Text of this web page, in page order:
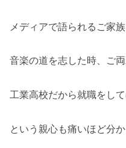
メディアで語られるご家
音楽の道を志した時、ご両
工業高校だから就職をし
という親心も痛いほど分か